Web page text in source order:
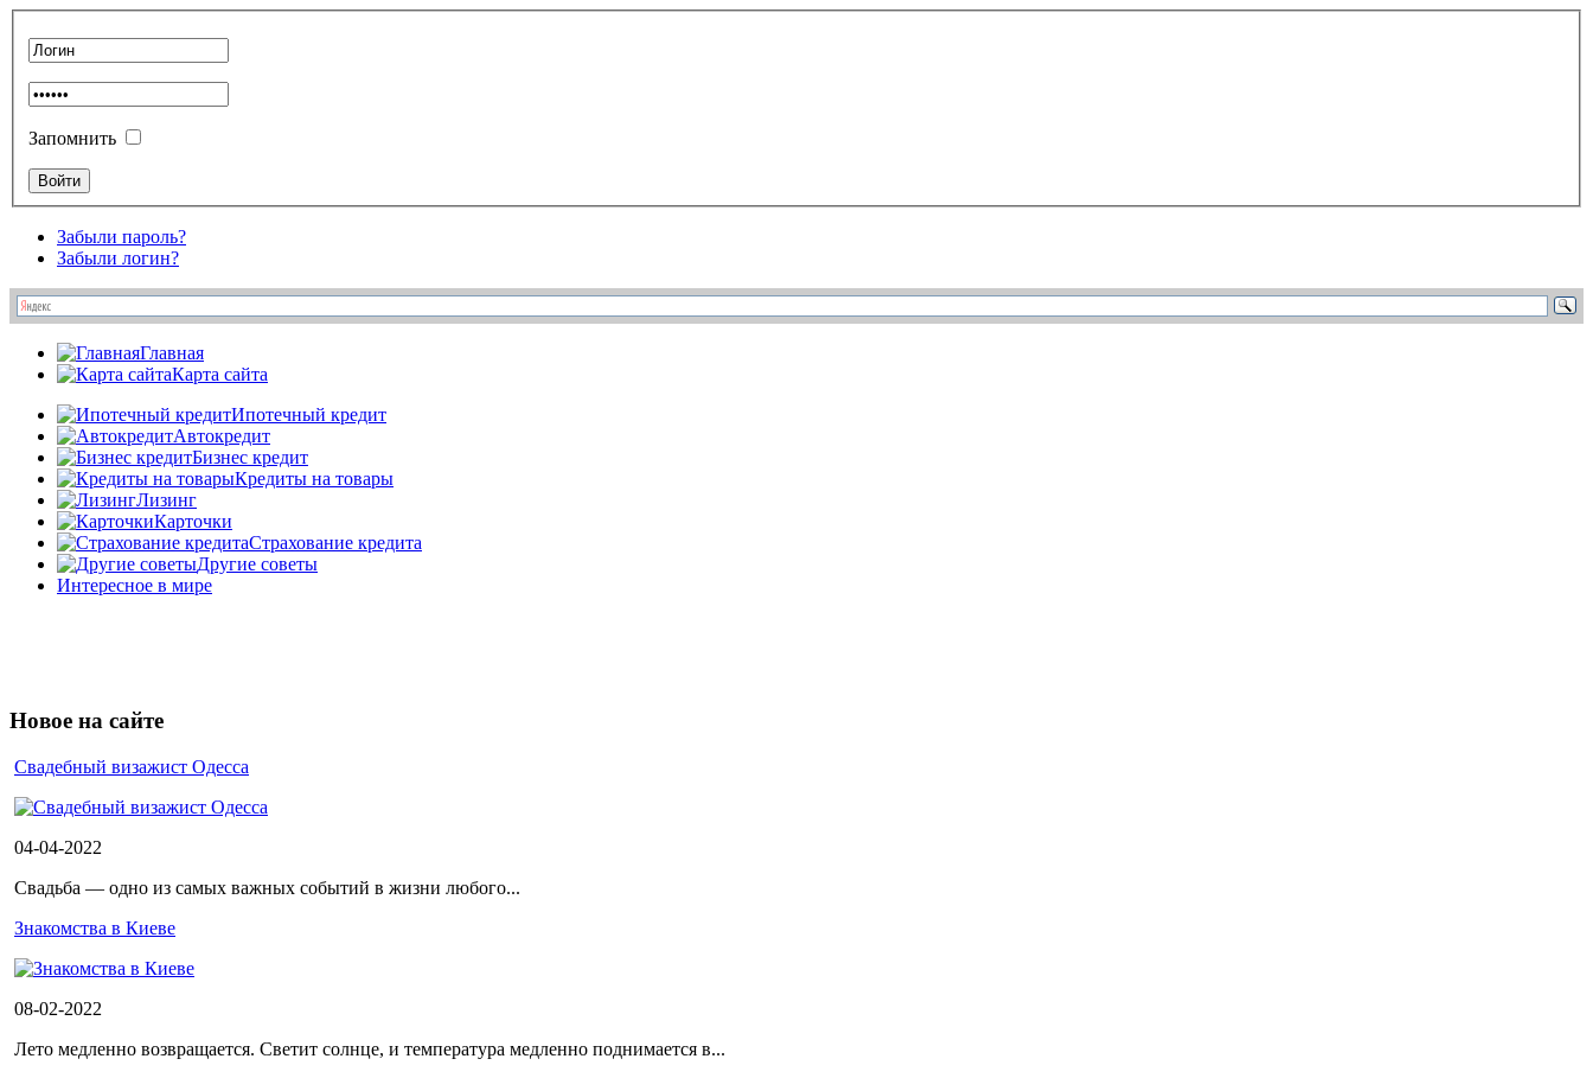
Запомнить
Забыли пароль?
Забыли логин?
Главная
Карта сайта
Ипотечный кредит
Автокредит
Бизнес кредит
Кредиты на товары
Лизинг
Карточки
Страхование кредита
Другие советы
Интересное в мире
Новое на сайте
Cвадебный визажист Одесса
04-04-2022
Свадьба — одно из самых важных событий в жизни любого...
Знакомства в Киеве
08-02-2022
Лето медленно возвращается. Светит солнце, и температура медленно поднимается в...